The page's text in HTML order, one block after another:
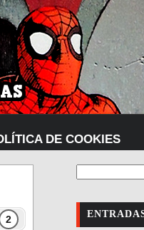
DE COOKIES
2